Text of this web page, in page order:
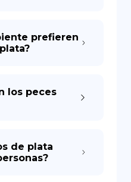
prefieren
los peces
de plata